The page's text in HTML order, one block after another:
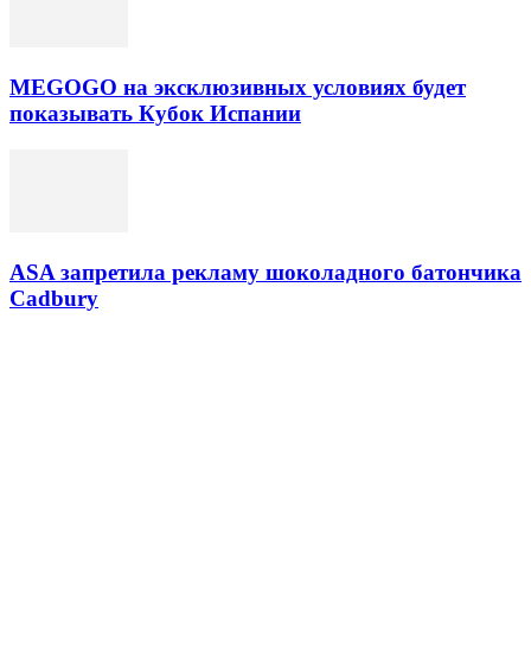
MEGOGO на эксклюзивных условиях будет
показывать Кубок Испании
ASA запретила рекламу шоколадного батончика
Cadbury